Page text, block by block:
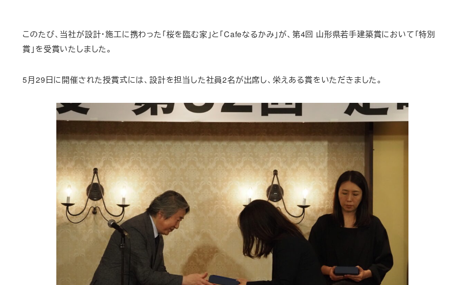
このたび、当社が設計・施工に携わった「桜を臨む家」と「Cafeなるかみ」が、第4回 山形県若手建築賞において「特別
賞」を受賞いたしました。
5月29日に開催された授賞式には、設計を担当した社員2名が出席し、栄えある賞をいただきました。